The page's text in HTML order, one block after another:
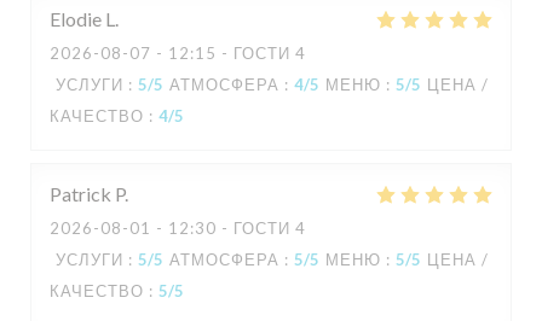
Elodie L
2026-08-07 - 12:15 - ГОСТИ 4
УСЛУГИ : 5/5 АТМОСФЕРА : 4/5 МЕНЮ : 5/5 ЦЕНА /
КАЧЕСТВО : 4/5
Patrick P
2026-08-01 - 12:30 - ГОСТИ 4
УСЛУГИ : 5/5 АТМОСФЕРА : 5/5 МЕНЮ : 5/5 ЦЕНА /
КАЧЕСТВО : 5/5